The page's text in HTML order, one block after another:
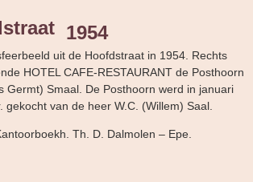
1954
uit de Hoofdstraat in 1954. Rechts
HOTEL CAFE-RESTAURANT de Posthoorn
Germt) Smaal. De Posthoorn werd in januari
gekocht van de heer W.C. (Willem) Saal.
Th. D. Dalmolen – Epe.